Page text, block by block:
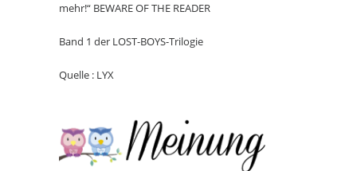
mehr!“ BEWARE OF THE READER
Band 1 der LOST-BOYS-Trilogie
Quelle : LYX